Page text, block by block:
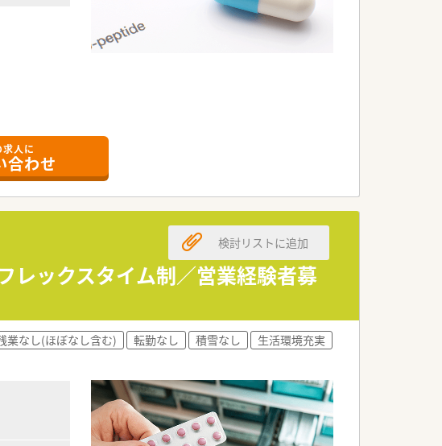
などの品質管理業務
です。
進められるので安心して業務に取り組めます！
ます。
しながらも社員感の連携がとりやすい環境です。
学習できます
めていくことができるため、負担なく仕事ができま
求人に
合わせ
レックスタイム制／営業経験者募
検討リストに追加
業なし(ほぼなし含む) 転勤なし 積雪なし
生活環境充実